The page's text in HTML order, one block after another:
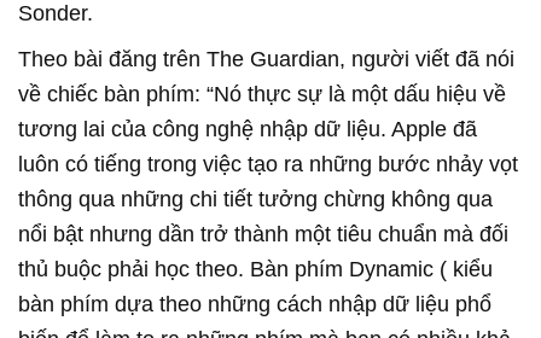
Sonder.
Theo bài đăng trên The Guardian, người viết đã nói
về chiếc bàn phím: “Nó thực sự là một dấu hiệu về
tương lai của công nghệ nhập dữ liệu. Apple đã
luôn có tiếng trong việc tạo ra những bước nhảy vọt
thông qua những chi tiết tưởng chừng không qua
nổi bật nhưng dần trở thành một tiêu chuẩn mà đối
thủ buộc phải học theo. Bàn phím Dynamic ( kiểu
bàn phím dựa theo những cách nhập dữ liệu phổ